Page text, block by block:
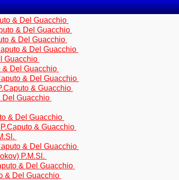
& Del Guacchio
& Del Guacchio
& Del Guacchio
& Del Guacchio
Guacchio
& Del Guacchio
& Del Guacchio
& Guacchio
Del Guacchio
& Del Guacchio
& Guacchio
& Del Guacchio
P.M.Sl.
& Del Guacchio
& Del Guacchio